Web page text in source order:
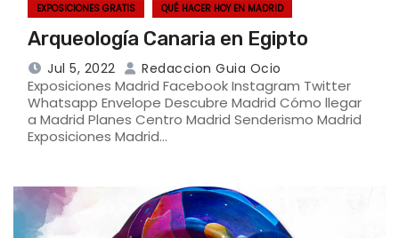
EXPOSICIONES GRATIS
QUÉ HACER HOY EN MADRID
Arqueología Canaria en Egipto
Jul 5, 2022 Redaccion Guia Ocio
Exposiciones Madrid Facebook Instagram Twitter
Whatsapp Envelope Descubre Madrid Cómo llegar
a Madrid Planes Centro Madrid Senderismo Madrid
Exposiciones Madrid…